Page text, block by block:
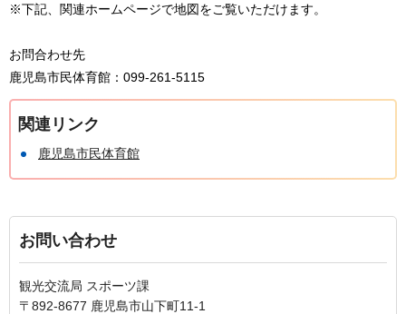
※下記、関連ホームページで地図をご覧いただけます。
お問合わせ先
鹿児島市民体育館：099-261-5115
関連リンク
鹿児島市民体育館
お問い合わせ
観光交流局 スポーツ課
〒892-8677 鹿児島市山下町11-1